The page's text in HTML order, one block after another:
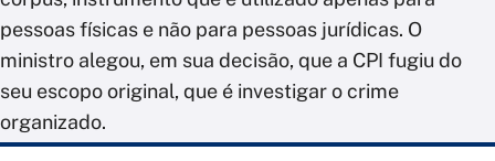
pessoas físicas e não para pessoas jurídicas. O
ministro alegou, em sua decisão, que a CPI fugiu do
seu escopo original, que é investigar o crime
organizado.